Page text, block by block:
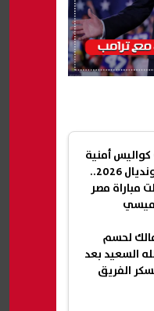
أمنية
مثيرة في مونديال 2026..
مباراة مصر
لحسم
السعيد بعد
الفريق